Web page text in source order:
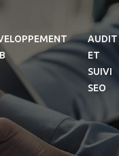
AUDIT
ET
SUIVI
SEO